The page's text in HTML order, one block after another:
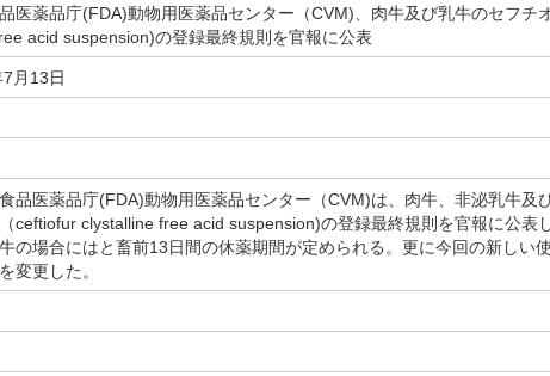
医薬品庁(FDA)動物用医薬品センター（CVM)、肉牛及び乳牛のセフチ
acid suspension)の登録最終規則を官報に公表
月13日
品医薬品庁(FDA)動物用医薬品センター（CVM)は、肉牛、非泌乳牛及
ceftiofur clystalline free acid suspension)の登録最終規則を官報に公表
の場合にはと畜前13日間の休薬期間が定められる。更に今回の新しい
変更した。